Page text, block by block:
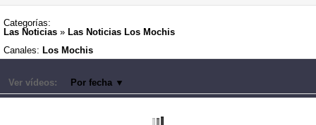
Categorías:
Las Noticias » Las Noticias Los Mochis
Canales: Los Mochis
Ver vídeos: Por fecha ▼